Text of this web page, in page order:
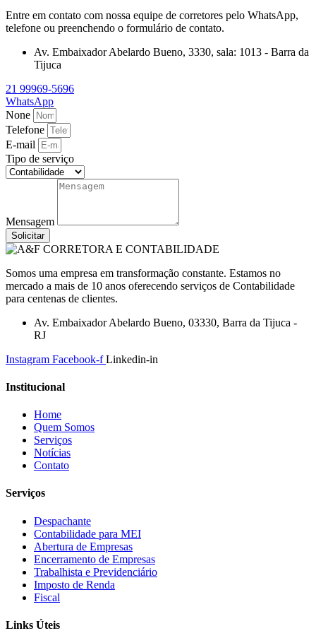
Entre em contato com nossa equipe de corretores pelo WhatsApp,
telefone ou preenchendo o formulário de contato.
Av. Embaixador Abelardo Bueno, 3330, sala: 1013 - Barra da
Tijuca
21 99969-5696
WhatsApp
None
Telefone
E-mail
Tipo de serviço
Mensagem
Solicitar
Somos uma empresa em transformação constante. Estamos no
mercado a mais de 10 anos oferecendo serviços de Contabilidade
para centenas de clientes.
Av. Embaixador Abelardo Bueno, 03330, Barra da Tijuca -
RJ
Instagram Facebook-f Linkedin-in
Institucional
Home
Quem Somos
Serviços
Notícias
Contato
Serviços
Despachante
Contabilidade para MEI
Abertura de Empresas
Encerramento de Empresas
Trabalhista e Previdenciário
Imposto de Renda
Fiscal
Links Úteis